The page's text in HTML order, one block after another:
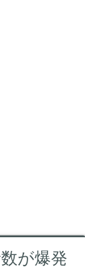
が爆発